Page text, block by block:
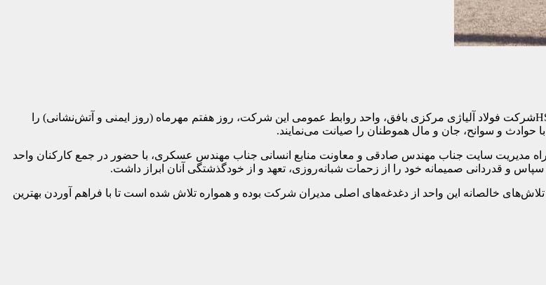
در راستای ارج نهادن به تلاش‌های بی‌وقفه و ایثارگری‌های مداوم نیروهای خدوم واحد HSEشرکت فولاد آلیاژی مرکزی بافق، واحد روابط عمومی این شرکت، روز هفتم مهرماه (روز ایمنی و آتش‌نشانی) را
حوادث و سوانح، جان و مال هموطنان را صیانت می‌نمایند.
مدیریت سایت جناب مهندس صادقی و معاونت منابع انسانی جناب مهندس عسکری، با حضور در جمع کارکنان واحد
خالصانه این واحد از دغدغه‌های اصلی مدیران شرکت بوده و همواره تلاش شده است تا با فراهم آوردن بهترین